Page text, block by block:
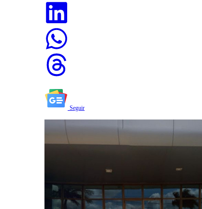
Seguir